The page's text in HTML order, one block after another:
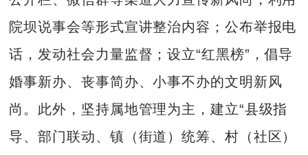
院坝说事会等形式宣讲整治内容；公布举报电
话，发动社会力量监督；设立“红黑榜”，倡导
婚事新办、丧事简办、小事不办的文明新风
尚。此外，坚持属地管理为主，建立“县级指
导、部门联动、镇（街道）统筹、村（社区）